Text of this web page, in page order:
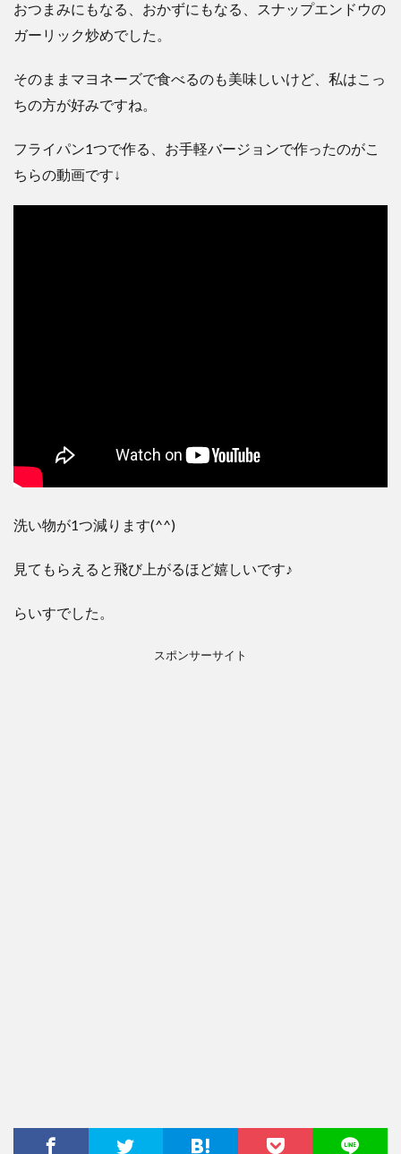
おつまみにもなる、おかずにもなる、スナップエンドウの
ガーリック炒めでした。
そのままマヨネーズで食べるのも美味しいけど、私はこっ
ちの方が好みですね。
フライパン1つで作る、お手軽バージョンで作ったのがこ
ちらの動画です↓
洗い物が1つ減ります(^^)
見てもらえると飛び上がるほど嬉しいです♪
らいすでした。
スポンサーサイト